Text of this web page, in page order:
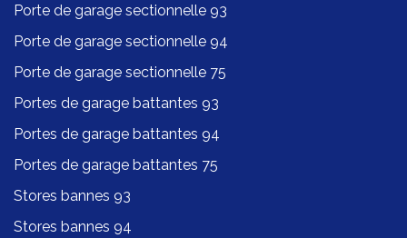
Porte de garage sectionnelle 93
Porte de garage sectionnelle 94
Porte de garage sectionnelle 75
Portes de garage battantes 93
Portes de garage battantes 94
Portes de garage battantes 75
Stores bannes 93
Stores bannes 94